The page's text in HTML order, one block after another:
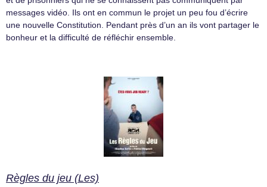
messages vidéo. Ils ont en commun le projet un peu fou d’écrire
une nouvelle Constitution. Pendant près d’un an ils vont partager le
bonheur et la difficulté de réfléchir ensemble.
Règles du jeu (Les)